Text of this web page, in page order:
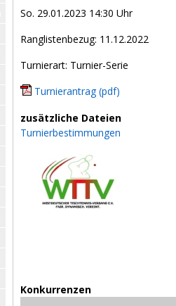
So. 29.01.2023 14:30 Uhr
Ranglistenbezug: 11.12.2022
Turnierart: Turnier-Serie
Turnierantrag (pdf)
zusätzliche Dateien
Turnierbestimmungen
Konkurrenzen